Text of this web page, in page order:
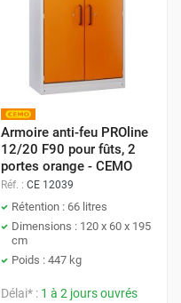
Armoire anti-feu PROline
12/20 F90 pour fûts, 2
portes orange - CEMO
Réf. : CE 12039
Rétention : 66 litres
Dimensions : 120 x 60 x 195
cm
Poids : 447 kg
Délai* : 1 à 2 jours ouvrés